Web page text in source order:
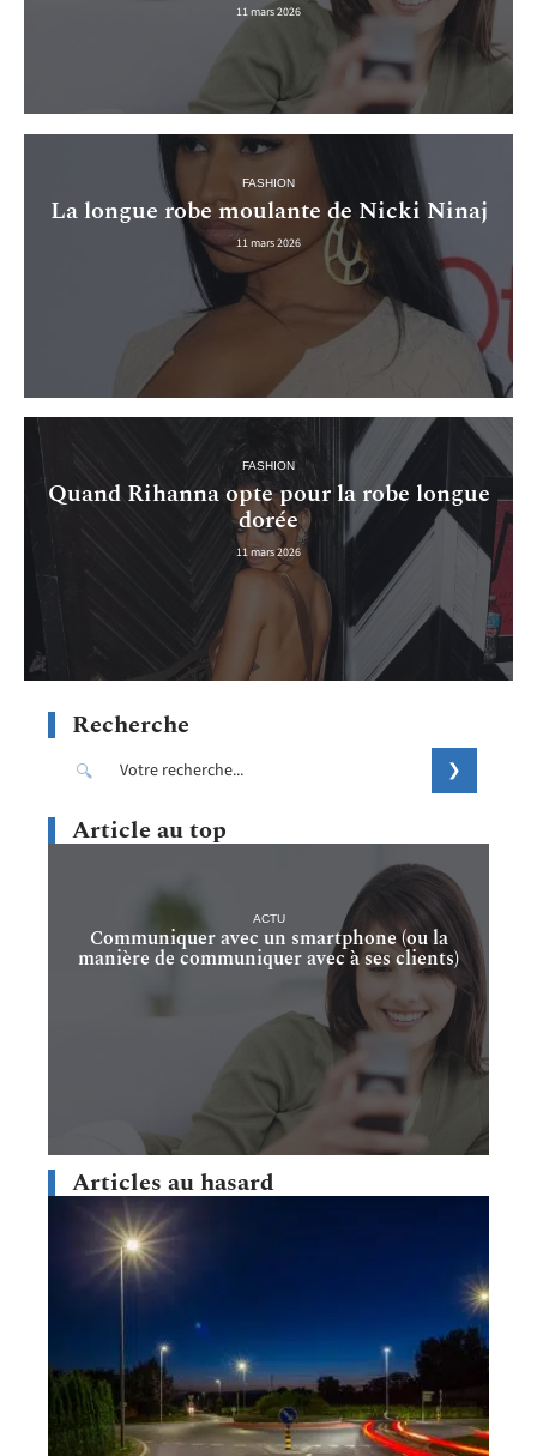
11 mars 2026
FASHION
La longue robe moulante de Nicki Ninaj
11 mars 2026
FASHION
Quand Rihanna opte pour la robe longue
dorée
11 mars 2026
Recherche
Article au top
ACTU
Communiquer avec un smartphone (ou la
manière de communiquer avec à ses clients)
Articles au hasard